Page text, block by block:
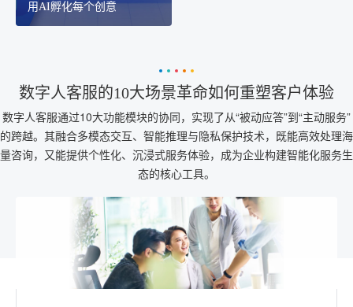
用AI孵化每个创意
数字人客服的10大场景革命如何重塑客户体验
数字人客服通过10大功能模块的协同，实现了从“被动应答”到“主动服务”
的跨越。其融合多模态交互、智能推理与隐私保护技术，既能高效处理海
量咨询，又能提供个性化、沉浸式服务体验，成为企业构建智能化服务生
态的核心工具。